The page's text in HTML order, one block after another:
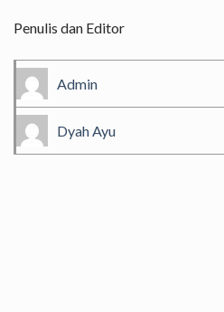
Penulis dan Editor
Admin
Dyah Ayu